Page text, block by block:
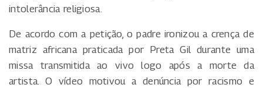
intolerância religiosa.
De acordo com a petição, o padre ironizou a crença de
matriz africana praticada por Preta Gil durante uma
missa transmitida ao vivo logo após a morte da
artista. O vídeo motivou a denúncia por racismo e